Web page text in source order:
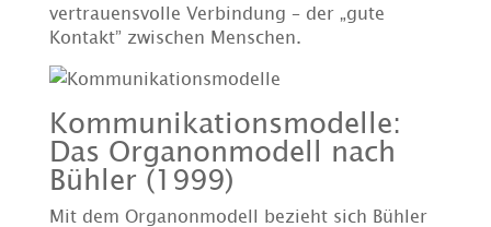
vertrauensvolle Verbindung – der „gute
Kontakt” zwischen Menschen.
Kommunikationsmodelle:
Das Organonmodell nach
Bühler (1999)
Mit dem Organonmodell bezieht sich Bühler